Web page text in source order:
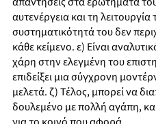
αυτενέργεια και τη
συστηματικότητά του δεν
κάθε κείμενο. ε) Είναι
χάρη στην ελεγμένη του
επιδείξει μια σύγχρονη
μελετά. ζ) Τέλος, μπορεί να
δουλεμένο με πολλή αγάπη,